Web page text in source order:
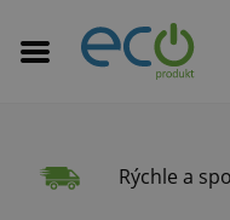
Rýchle a